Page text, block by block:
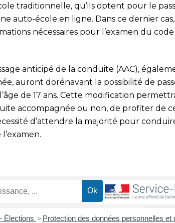
traditionnelle, qu’ils optent pour le
auto-école en ligne. Dans ce dernier
nécessaires pour l’examen du
anticipé de la conduite (AAC),
auront dorénavant la possibilité de
de 17 ans. Cette modification
accompagnée ou non, de profiter de
d’attendre la majorité pour
Élections > Protection des données personnelles et